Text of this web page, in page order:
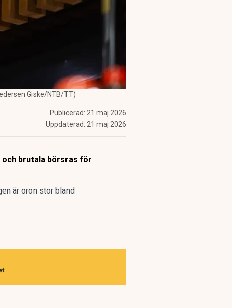
Giske/NTB/TT)
Publicerad: 21 maj 2026
Uppdaterad: 21 maj 2026
brutala börsras för
är oron stor bland